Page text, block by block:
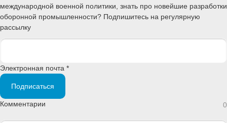
международной военной политики, знать про новейшие разработки
оборонной промышленности? Подпишитесь на регулярную
рассылку
Электронная почта *
Подписаться
Комментарии 0